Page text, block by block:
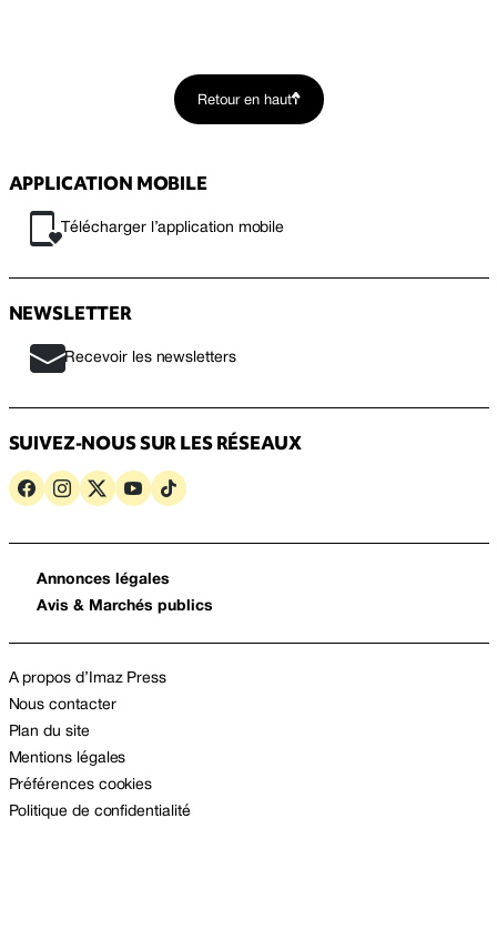
Retour en haut
APPLICATION MOBILE
Télécharger l’application mobile
NEWSLETTER
Recevoir les newsletters
SUIVEZ-NOUS SUR LES RÉSEAUX
Annonces légales
Avis & Marchés publics
A propos d’Imaz Press
Nous contacter
Plan du site
Mentions légales
Préférences cookies
Politique de confidentialité